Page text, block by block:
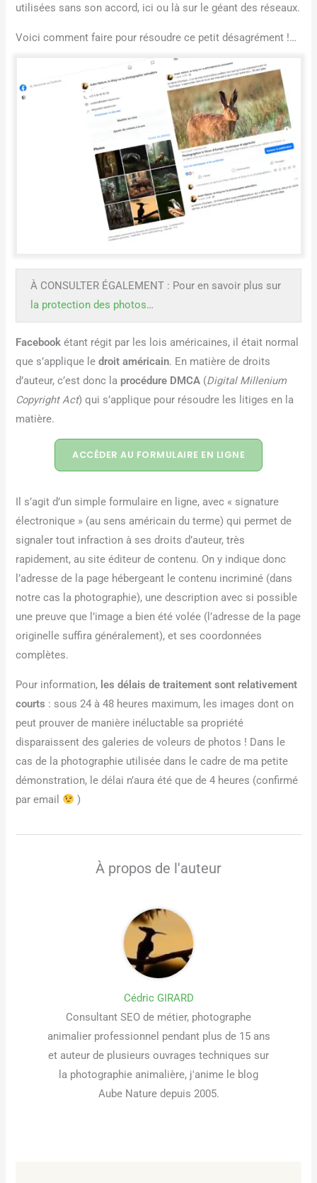
utilisées sans son accord, ici ou là sur le géant des réseaux.
Voici comment faire pour résoudre ce petit désagrément !…
À CONSULTER ÉGALEMENT : Pour en savoir plus sur
la protection des photos…
Facebook étant régit par les lois américaines, il était normal
que s’applique ledroit américain. En matière de droits
d’auteur, c’est donc la procédure DMCA (Digital Millenium
Copyright Act) qui s’applique pour résoudre les litiges en la
matière.
ACCÉDER AU FORMULAIRE EN LIGNE
Il s’agit d’un simple formulaire en ligne, avec « signature
électronique » (au sens américain du terme) qui permet de
signaler tout infraction à ses droits d’auteur, très
rapidement, au site éditeur de contenu. On y indique donc
l’adresse de la page hébergeant le contenu incriminé (dans
notre cas la photographie), une description avec si possible
une preuve que l’image a bien été volée (l’adresse de la page
originelle suffira généralement), et ses coordonnées
complètes.
Pour information, les délais de traitement sont relativement
courts : sous 24 à 48 heures maximum, les images dont on
peut prouver de manière inéluctable sa propriété
disparaissent des galeries de voleurs de photos ! Dans le
cas de la photographie utilisée dans le cadre de ma petite
démonstration, le délai n’aura été que de 4 heures (confirmé
par email
)
À propos de l'auteur
Cédric GIRARD
Consultant SEO de métier, photographe
animalier professionnel pendant plus de 15 ans
et auteur de plusieurs ouvrages techniques sur
la photographie animalière, j'anime le blog
Aube Nature depuis 2005.